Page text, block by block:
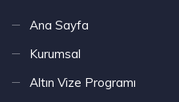
Ana Sayfa
Kurumsal
Altın Vize Programı